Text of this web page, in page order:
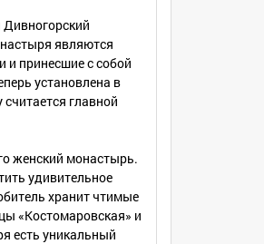
Дивногорский
являются
и принесшие с собой
установлена в
главной
женский монастырь.
удивительное
хранит чтимые
«Костомаровская» и
есть уникальный